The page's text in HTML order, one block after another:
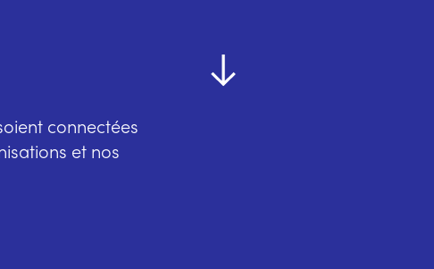
connectées
et nos